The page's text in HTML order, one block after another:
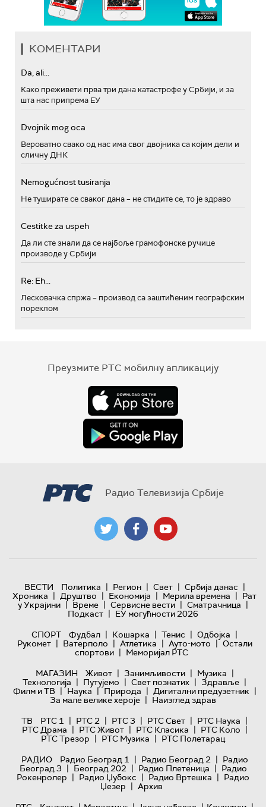
КОМЕНТАРИ
Da, ali...
Како преживети прва три дана катастрофе у Србији, и за
шта нас припрема ЕУ
Dvojnik mog oca
Вероватно свако од нас има свог двојника са којим дели и
сличну ДНК
Nemogućnost tusiranja
Не туширате се сваког дана – не стидите се, то је здраво
Cestitke za uspeh
Да ли сте знали да се најбоље грамофонске ручице
производе у Србији
Re: Eh...
Лесковачка спржа – производ са заштићеним географским
пореклом
Преузмите РТС мобилну апликацију
Радио Телевизија Србије
ВЕСТИ Политика | Регион | Свет | Србија данас |
Хроника | Друштво | Економија | Мерила времена | Рат
у Украјини | Време | Сервисне вести | Сматрачница |
Подкаст | ЕУ могућности 2026
СПОРТ
Фудбал | Кошарка | Тенис | Одбојка |
Рукомет | Ватерполо | Атлетика | Ауто-мото | Остали
спортови | Меморијал РТС
МАГАЗИН
Живот | Занимљивости | Музика |
Технологијa | Путујемо | Свет познатих | Здравље |
Филм и ТВ | Наука | Природа | Дигитални предузетник |
За мале велике хероје | Наизглед здрав
ТВ
РТС 1 | РТС 2 | РТС 3 | РТС Свет | РТС Наука |
РТС Драма | РТС Живот | РТС Класика | РТС Коло |
РТС Трезор | РТС Музика | РТС Полетарац
РАДИО
Радио Београд 1 | Радио Београд 2 | Радио
Београд 3 | Београд 202 | Радио Плетеница | Радио
Рокенролер | Радио Џубокс | Радио Вртешка | Радио
Џезер | Архив